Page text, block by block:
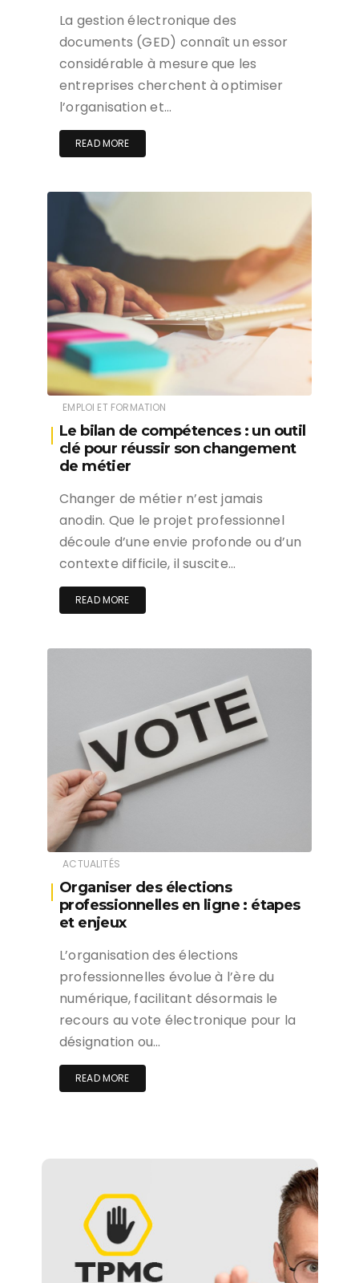
La gestion électronique des
documents (GED) connaît un essor
considérable à mesure que les
entreprises cherchent à optimiser
l’organisation et…
READ MORE
EMPLOI ET FORMATION
Le bilan de compétences : un outil
clé pour réussir son changement
de métier
Changer de métier n’est jamais
anodin. Que le projet professionnel
découle d’une envie profonde ou d’un
contexte difficile, il suscite…
READ MORE
ACTUALITÉS
Organiser des élections
professionnelles en ligne : étapes
et enjeux
L’organisation des élections
professionnelles évolue à l’ère du
numérique, facilitant désormais le
recours au vote électronique pour la
désignation ou…
READ MORE